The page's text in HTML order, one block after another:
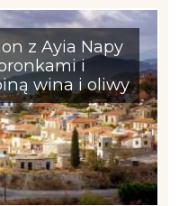
z Ayia Napy
i
wina i oliwy